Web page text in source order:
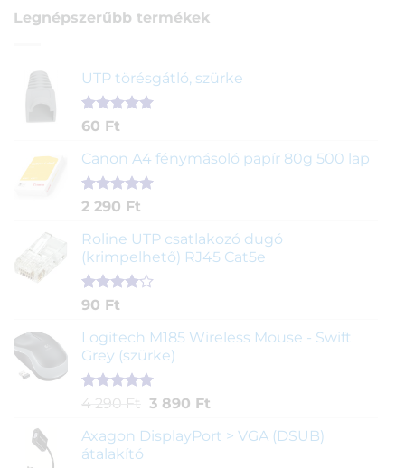
Legnépszerűbb termékek
UTP törésgátló, szürke
Értékelés
ből,
1
értékelés
alapján
60 Ft
Canon A4 fénymásoló papír 80g 500 lap
Értékelés
ből,
2
értékelés
alapján
2 290 Ft
Roline UTP csatlakozó dugó
(krimpelhető) RJ45 Cat5e
Értékelés
5-ből,
2
értékelés
alapján
90 Ft
Logitech M185 Wireless Mouse - Swift
Grey (szürke)
Értékelés
ből,
1
értékelés
alapján
4 290 Ft Original
was:
3 890 FtCurrent
is:
Axagon DisplayPort > VGA (DSUB)
átalakító